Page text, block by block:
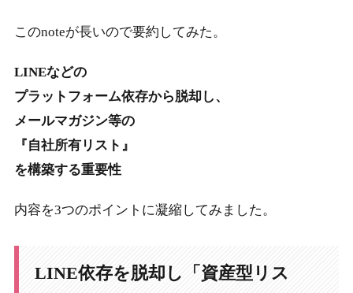
このnoteが長いので要約してみた。
LINEなどの
プラットフォーム依存から脱却し、
メールマガジン等の
『自社所有リスト』
を構築する重要性
内容を3つのポイントに凝縮してみました。
LINE依存を脱却し「資産型リス